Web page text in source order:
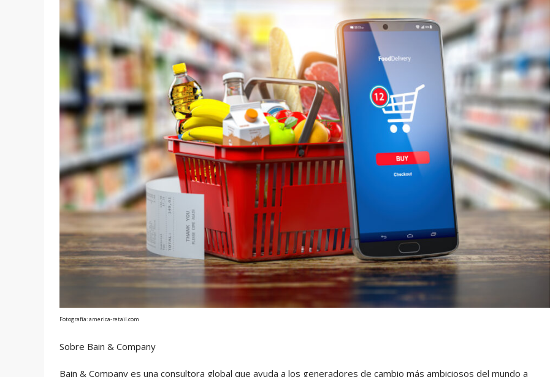
Fotografía: america-retail.com
Sobre Bain & Company
Bain & Company es una consultora global que ayuda a los generadores de cambio más ambiciosos del mundo a